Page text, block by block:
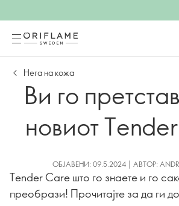
Нега на кожа
Ви го
новиот
ОБЈАВЕНИ: 09.5.2024 | АВТОР:
Tender Care што го знаете и го
преобрази! Прочитајте за да ги